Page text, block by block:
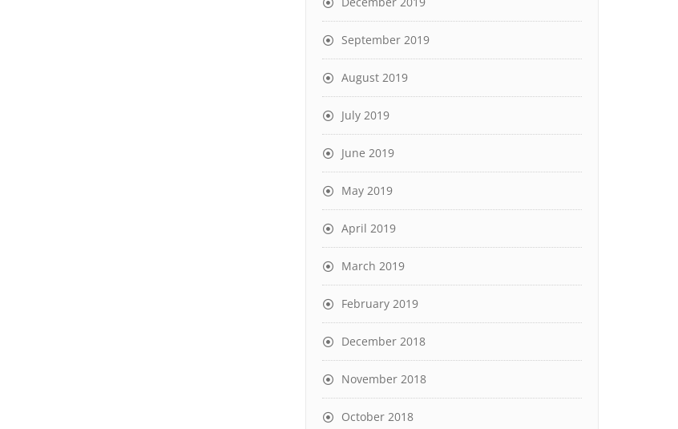
September 2019
August 2019
July 2019
June 2019
May 2019
April 2019
March 2019
February 2019
December 2018
November 2018
October 2018